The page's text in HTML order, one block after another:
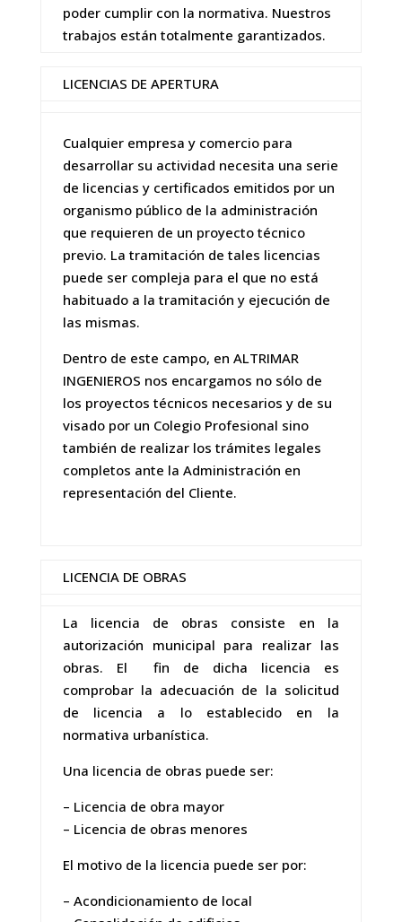
poder cumplir con la normativa. Nuestros
trabajos están totalmente garantizados.
LICENCIAS DE APERTURA
Cualquier empresa y comercio para
desarrollar su actividad necesita una serie
de licencias y certificados emitidos por un
organismo público de la administración
que requieren de un proyecto técnico
previo. La tramitación de tales licencias
puede ser compleja para el que no está
habituado a la tramitación y ejecución de
las mismas.
Dentro de este campo, en ALTRIMAR
INGENIEROS nos encargamos no sólo de
los proyectos técnicos necesarios y de su
visado por un Colegio Profesional sino
también de realizar los trámites legales
completos ante la Administración en
representación del Cliente.
LICENCIA DE OBRAS
La licencia de obras consiste en la
autorización municipal para realizar las
obras. El fin de dicha licencia es
comprobar la adecuación de la solicitud
de licencia a lo establecido en la
normativa urbanística.
Una licencia de obras puede ser:
– Licencia de obra mayor
– Licencia de obras menores
El motivo de la licencia puede ser por:
– Acondicionamiento de local